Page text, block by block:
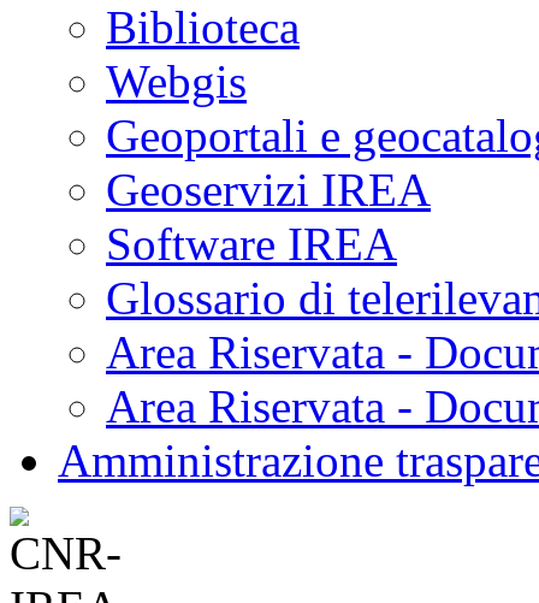
Biblioteca
Webgis
Geoportali e
Geoservizi IREA
Software IREA
Glossario di
Area Riservata -
Area Riservata -
Amministrazione